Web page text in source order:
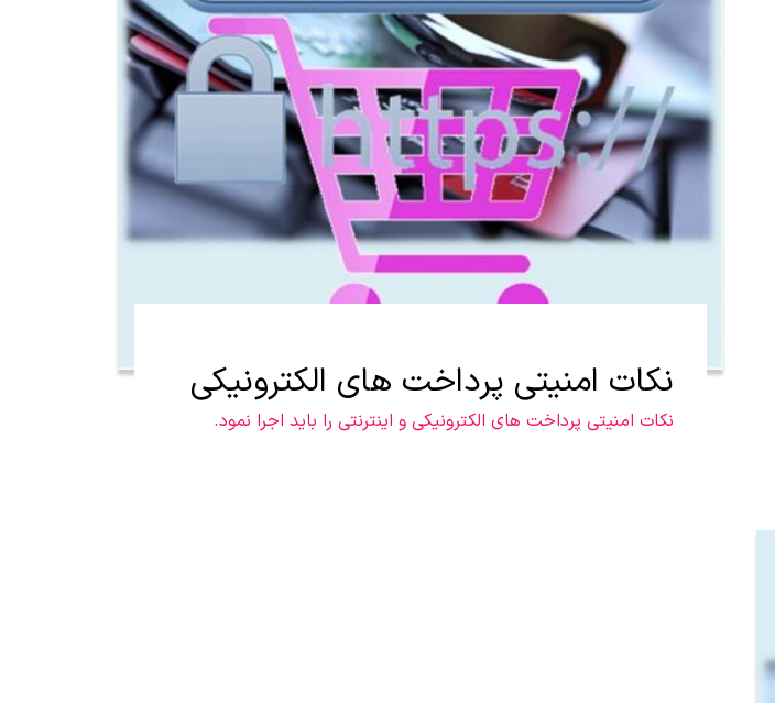
نکات امنیتی پرداخت های الکترونیکی
نکات امنیتی پرداخت های الکترونیکی و اینترنتی را باید اجرا نمود.